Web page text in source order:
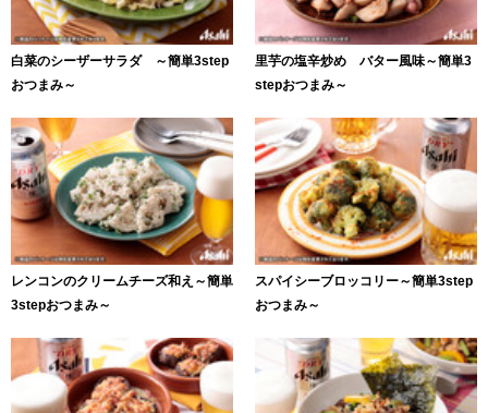
白菜のシーザーサラダ ～簡単3step
おつまみ～
里芋の塩辛炒め バター風味～簡単3
stepおつまみ～
レンコンのクリームチーズ和え～簡単
3stepおつまみ～
スパイシーブロッコリー～簡単3step
おつまみ～